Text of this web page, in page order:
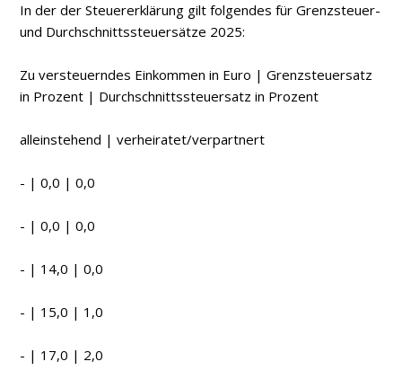
In der der Steuererklärung gilt folgendes für Grenzsteuer-
und Durchschnittssteuersätze 2025:
Zu versteuerndes Einkommen in Euro | Grenzsteuersatz
in Prozent | Durchschnittssteuersatz in Prozent
alleinstehend | verheiratet/verpartnert
- | 0,0 | 0,0
- | 0,0 | 0,0
- | 14,0 | 0,0
- | 15,0 | 1,0
- | 17,0 | 2,0